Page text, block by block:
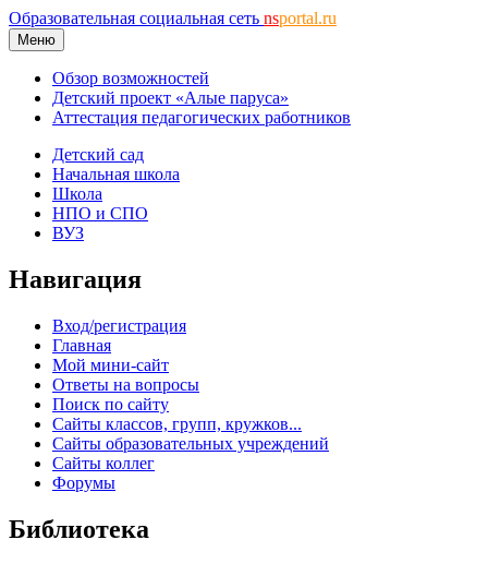
Образовательная социальная сеть nsportal.ru
Меню
Обзор возможностей
Детский проект «Алые паруса»
Аттестация педагогических работников
Детский сад
Начальная школа
Школа
НПО и СПО
ВУЗ
Навигация
Вход/регистрация
Главная
Мой мини-сайт
Ответы на вопросы
Поиск по сайту
Сайты классов, групп, кружков...
Сайты образовательных учреждений
Сайты коллег
Форумы
Библиотека